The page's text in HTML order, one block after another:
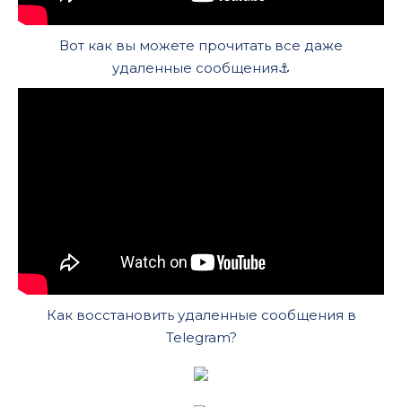
Вот как вы можете прочитать все даже
удаленные сообщения⚓️
Как восстановить удаленные сообщения в
Telegram?